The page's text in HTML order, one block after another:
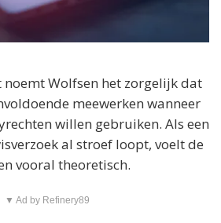
noemt Wolfsen het zorgelijk dat
meewerken wanneer
willen gebruiken. Als een
al stroef loopt, voelt de
vooral theoretisch.
▼ Ad by Refinery89